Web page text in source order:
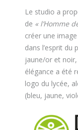
Le studio a
de « l’Homme
créer une
dans l’esprit du
jaune/or et
élégance a été
logo du lycée,
(bleu, jaune,